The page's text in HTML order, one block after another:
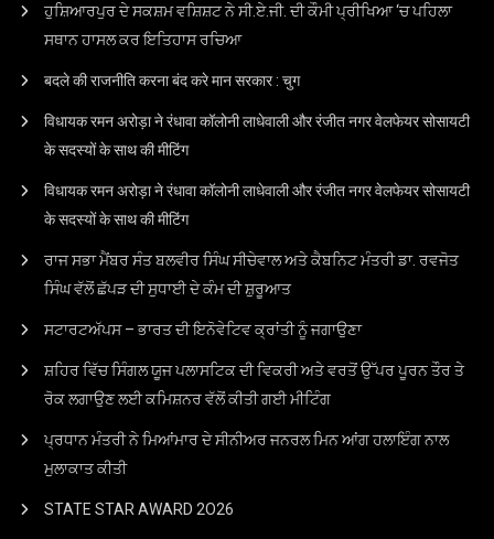
ਹੁਸ਼ਿਆਰਪੁਰ ਦੇ ਸਕਸ਼ਮ ਵਸ਼ਿਸ਼ਟ ਨੇ ਸੀ.ਏ.ਜੀ. ਦੀ ਕੌਮੀ ਪ੍ਰੀਖਿਆ ‘ਚ ਪਹਿਲਾ
ਸਥਾਨ ਹਾਸਲ ਕਰ ਇਤਿਹਾਸ ਰਚਿਆ
बदले की राजनीति करना बंद करे मान सरकार : चुग
विधायक रमन अरोड़ा ने रंधावा कॉलोनी लाधेवाली और रंजीत नगर वेलफेयर सोसायटी
के सदस्यों के साथ की मीटिंग
विधायक रमन अरोड़ा ने रंधावा कॉलोनी लाधेवाली और रंजीत नगर वेलफेयर सोसायटी
के सदस्यों के साथ की मीटिंग
ਰਾਜ ਸਭਾ ਮੈਂਬਰ ਸੰਤ ਬਲਵੀਰ ਸਿੰਘ ਸੀਚੇਵਾਲ ਅਤੇ ਕੈਬਨਿਟ ਮੰਤਰੀ ਡਾ. ਰਵਜੋਤ
ਸਿੰਘ ਵੱਲੋਂ ਛੱਪੜ ਦੀ ਸੁਧਾਈ ਦੇ ਕੰਮ ਦੀ ਸ਼ੁਰੂਆਤ
ਸਟਾਰਟਅੱਪਸ – ਭਾਰਤ ਦੀ ਇਨੋਵੇਟਿਵ ਕ੍ਰਾਂਤੀ ਨੂੰ ਜਗਾਉਣਾ
ਸ਼ਹਿਰ ਵਿੱਚ ਸਿੰਗਲ ਯੂਜ ਪਲਾਸਟਿਕ ਦੀ ਵਿਕਰੀ ਅਤੇ ਵਰਤੋਂ ਉੱਪਰ ਪੂਰਨ ਤੌਰ ਤੇ
ਰੋਕ ਲਗਾਉਣ ਲਈ ਕਮਿਸ਼ਨਰ ਵੱਲੋਂ ਕੀਤੀ ਗਈ ਮੀਟਿੰਗ
ਪ੍ਰਧਾਨ ਮੰਤਰੀ ਨੇ ਮਿਆਂਮਾਰ ਦੇ ਸੀਨੀਅਰ ਜਨਰਲ ਮਿਨ ਆਂਗ ਹਲਾਇੰਗ ਨਾਲ
ਮੁਲਾਕਾਤ ਕੀਤੀ
STATE STAR AWARD 2O26